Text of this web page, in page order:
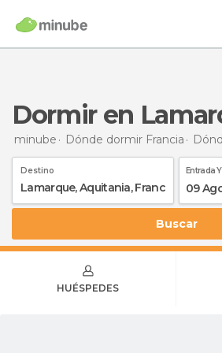
Dormir en
minube Dónde dormir Francia
Destino Entrada
09
Buscar
HUÉSPEDES